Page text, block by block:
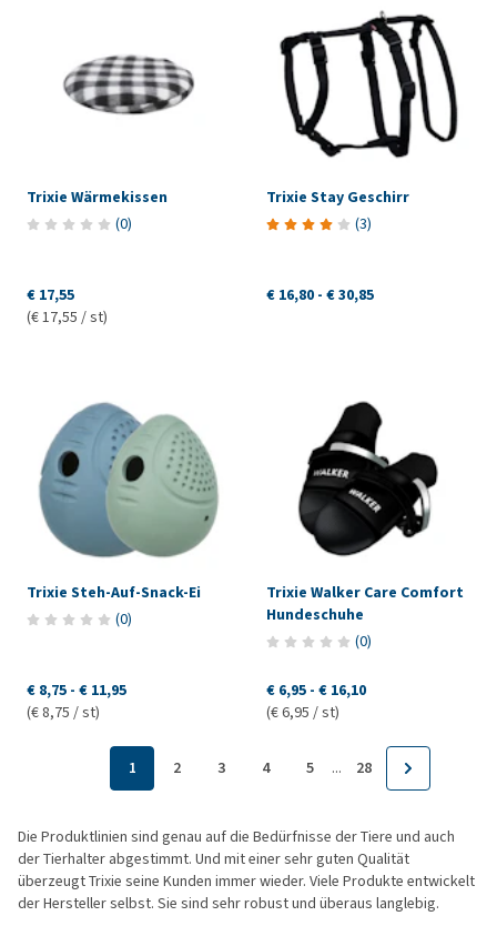
Trixie Wärmekissen
(0)
€ 17,55
(€ 17,55 / st)
Trixie Stay Geschirr
(3)
€ 16,80 - € 30,85
Trixie Steh-Auf-Snack-Ei
(0)
€ 8,75 - € 11,95
(€ 8,75 / st)
Trixie Walker Care Comfort
Hundeschuhe
(0)
€ 6,95 - € 16,10
(€ 6,95 / st)
1 2 3 4 5 ... 28
Die Produktlinien sind genau auf die Bedürfnisse der Tiere und auch
der Tierhalter abgestimmt. Und mit einer sehr guten Qualität
überzeugt Trixie seine Kunden immer wieder. Viele Produkte entwickelt
der Hersteller selbst. Sie sind sehr robust und überaus langlebig.